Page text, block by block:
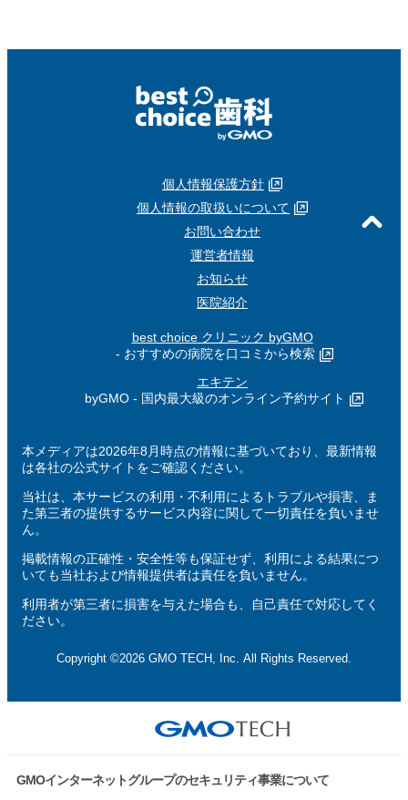
個人情報保護方針
個人情報の取扱いについて
お問い合わせ
運営者情報
お知らせ
医院紹介
best choice クリニック byGMO
- おすすめの病院を口コミから検索
エキテン
byGMO - 国内最大級のオンライン予約サイト
本メディアは2026年8月時点の情報に基づいており、最新情報
は各社の公式サイトをご確認ください。
当社は、本サービスの利用・不利用によるトラブルや損害、ま
た第三者の提供するサービス内容に関して一切責任を負いませ
ん。
掲載情報の正確性・安全性等も保証せず、利用による結果につ
いても当社および情報提供者は責任を負いません。
利用者が第三者に損害を与えた場合も、自己責任で対応してく
ださい。
Copyright ©2026 GMO TECH, Inc. All Rights Reserved.
GMOインターネットグループのセキュリティ事業について